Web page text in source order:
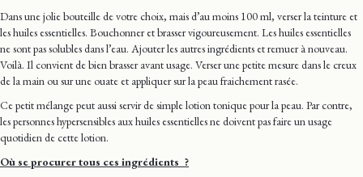
Dans une jolie bouteille de votre choix, mais d’au moins 100 ml, verser la teinture et
les huiles essentielles. Bouchonner et brasser vigoureusement. Les huiles essentielles
ne sont pas solubles dans l’eau. Ajouter les autres ingrédients et remuer à nouveau.
Voilà. Il convient de bien brasser avant usage. Verser une petite mesure dans le creux
de la main ou sur une ouate et appliquer sur la peau fraichement rasée.
Ce petit mélange peut aussi servir de simple lotion tonique pour la peau. Par contre,
les personnes hypersensibles aux huiles essentielles ne doivent pas faire un usage
quotidien de cette lotion.
Où se procurer tous ces ingrédients ?